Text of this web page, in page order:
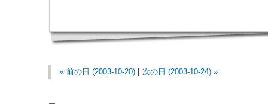
« 前の日 (2003-10-20)| 次の日 (2003-10-24) »